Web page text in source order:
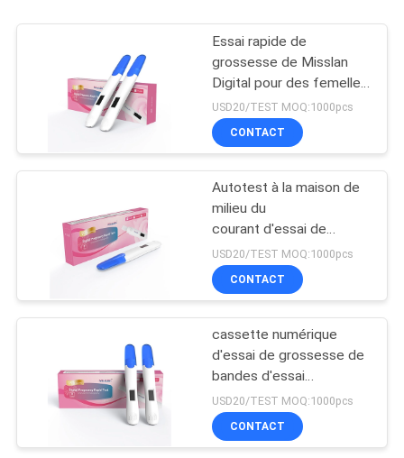
Essai rapide de
grossesse de Misslan
Digital pour des femelles,
kit rapide précis de
l'essai 1T plus de 99%
USD20/TEST MOQ:1000pcs
CONTACT
Autotest à la maison de
milieu du
courant d'essai de
grossesse de
l'urine HCG d'essai de
grossesse diagnostique
USD20/TEST MOQ:1000pcs
CONTACT
cassette numérique
d'essai de grossesse de
bandes d'essai
d'ovulation et de bandes
d'essai de grossesse
USD20/TEST MOQ:1000pcs
CONTACT